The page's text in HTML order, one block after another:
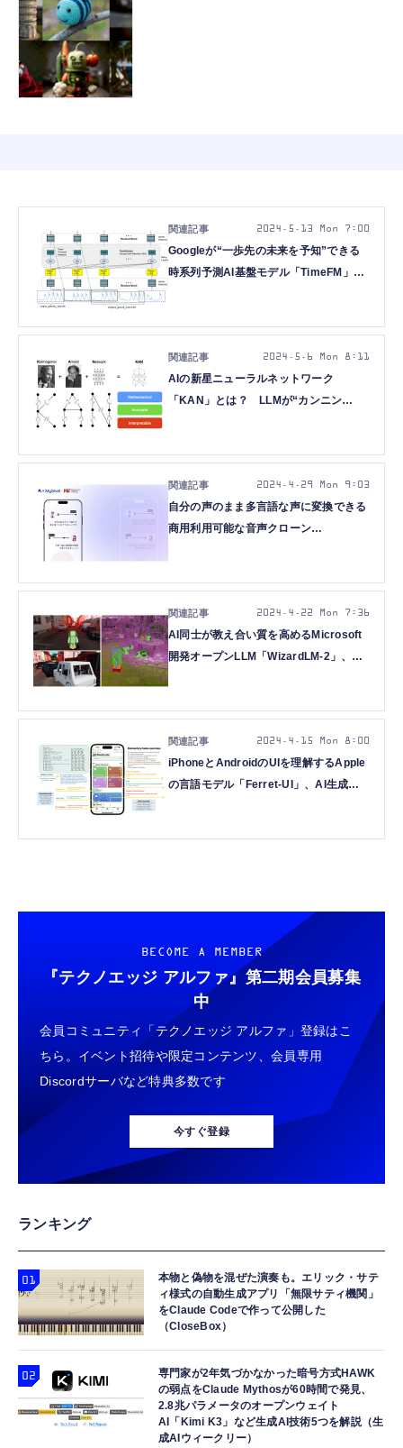
Googleが“一歩先の未来を予知”できる
時系列予測AI基盤モデル「TimeFM」公
2024.5.13 Mon 7:00
AIの新星ニューラルネットワーク
「KAN」とは？ LLMが“カンニン
2024.5.6 Mon 8:11
自分の声のまま多言語な声に変換できる
商用利用可能な音声クローン
発表など重要論文5本を解説（生成AIウ
ィークリー）
2024.4.29 Mon 9:03
AI同士が教え合い質を高めるMicrosoft
開発オープンLLM「WizardLM-2」、外
5本を解説（生成AIウィークリー）
2024.4.22 Mon 7:36
iPhoneとAndroidのUIを理解するApple
の言語モデル「Ferret-UI」、AI生成
2024.4.15 Mon 8:00
BECOME A MEMBER
『テクノエッジ アルファ』 第二期会員募集
中
会員コミュニティ「テクノエッジ アルファ」登録はこ
ちら。イベント招待や限定コンテンツ、会員専用
Discordサーバなど特典多数です
今すぐ登録
ランキング
本物と偽物を混ぜた演奏も。エリック・サテ
ィ様式の自動生成アプリ「無限サティ機関」
をClaude Codeで作って公開した
（CloseBox）
専門家が2年気づかなかった暗号方式HAWK
の弱点をClaude Mythosが60時間で発見、
2.8兆パラメータのオープンウェイト
AI「Kimi K3」など生成AI技術5つを解説（生
成AIウィークリー）